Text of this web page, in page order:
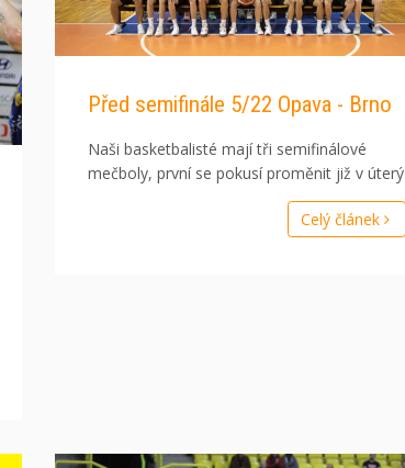
Před semifinále 5/22 Opava - Brno
Naši basketbalisté mají tři semifinálové
mečboly, první se pokusí proměnit již v úterý
Celý článek